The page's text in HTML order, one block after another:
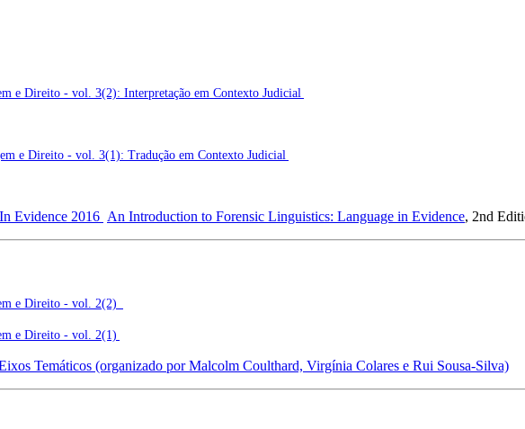
e Direito - vol. 3(2): Interpretação em Contexto Judicial
e Direito - vol. 3(1): Tradução em Contexto Judicial
An Introduction to Forensic Linguistics: Language in Evidence, 2nd
e Direito - vol. 2(2)
e Direito - vol. 2(1)
Temáticos (organizado por Malcolm Coulthard, Virgínia Colares e Rui Sousa-Silva)